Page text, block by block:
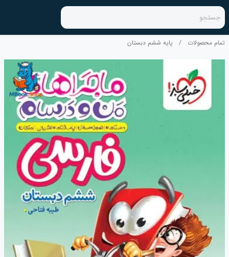
جستجو
تمام محصولات / پایه ششم دبستان